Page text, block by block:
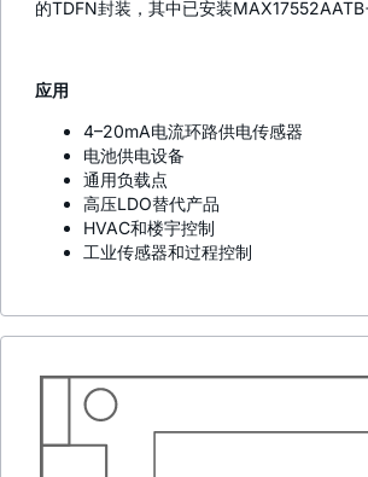
的TDFN封装，其中已安装
应用
4–20mA电流环路供电传感器
电池供电设备
通用负载点
高压LDO替代产品
HVAC和楼宇控制
工业传感器和过程控制